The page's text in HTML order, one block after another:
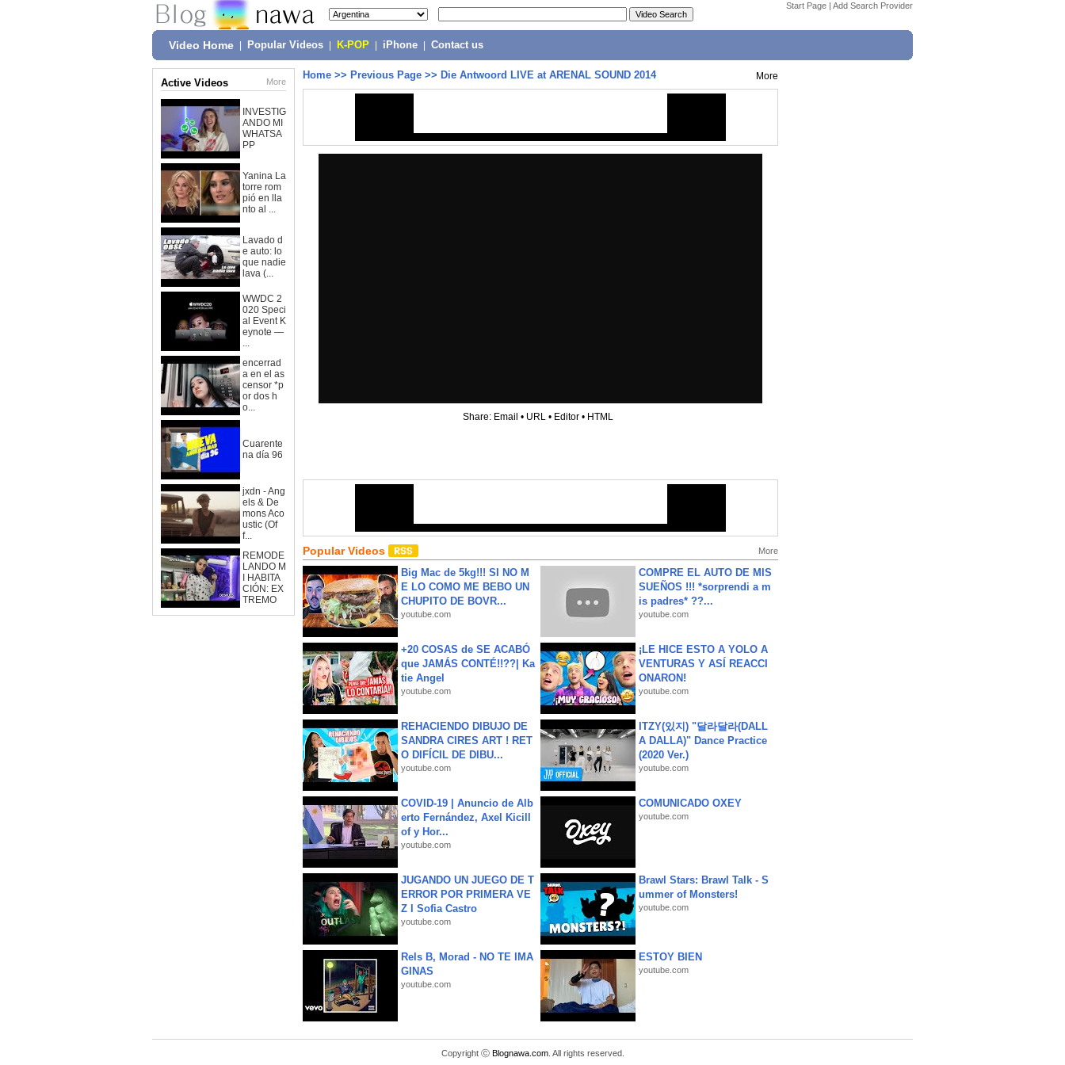
Start Page | Add Search Provider
Video Home Popular Videos K-POP iPhone Contact us
Active Videos More
INVESTIG
ANDO MI
WHATSA
PP
Yanina La
torre rom
pió en lla
nto al ...
Lavado d
e auto: lo
que nadie
lava (...
WWDC 2
020 Speci
al Event K
eynote —
...
encerrad
a en el as
censor *p
or dos h
o...
Cuarente
na día 96
jxdn - Ang
els & De
mons Aco
ustic (Of
f...
REMODE
LANDO M
I HABITA
CIÓN: EX
TREMO
Home >> Previous Page >> Die Antwoord LIVE at ARENAL SOUND 2014 More
Share: Email • URL • Editor • HTML
Popular Videos More
Big Mac de 5kg!!! SI NO M
E LO COMO ME BEBO UN
CHUPITO DE BOVR...
youtube.com
COMPRE EL AUTO DE MIS
SUEÑOS !!! *sorprendi a m
is padres* ??...
youtube.com
+20 COSAS de SE ACABÓ
que JAMÁS CONTÉ!!??| Ka
tie Angel
youtube.com
¡LE HICE ESTO A YOLO A
VENTURAS Y ASÍ REACCI
ONARON!
youtube.com
REHACIENDO DIBUJO DE
SANDRA CIRES ART ! RET
O DIFÍCIL DE DIBU...
youtube.com
ITZY(있지) "달라달라(DALL
A DALLA)" Dance Practice
(2020 Ver.)
youtube.com
COVID-19 | Anuncio de Alb
erto Fernández, Axel Kicill
of y Hor...
youtube.com
COMUNICADO OXEY
youtube.com
JUGANDO UN JUEGO DE T
ERROR POR PRIMERA VE
Z l Sofia Castro
youtube.com
Brawl Stars: Brawl Talk - S
ummer of Monsters!
youtube.com
Rels B, Morad - NO TE IMA
GINAS
youtube.com
ESTOY BIEN
youtube.com
Copyright ⓒ Blognawa.com. All rights reserved.